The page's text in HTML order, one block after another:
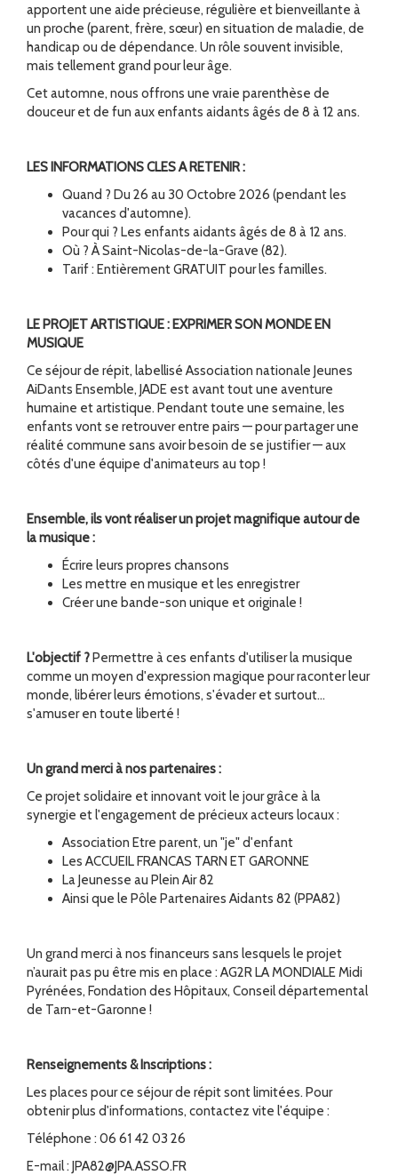
apportent une aide précieuse, régulière et bienveillante à
un proche (parent, frère, sœur) en situation de maladie, de
handicap ou de dépendance. Un rôle souvent invisible,
mais tellement grand pour leur âge.
Cet automne, nous offrons une vraie parenthèse de
douceur et de fun aux enfants aidants âgés de 8 à 12 ans.
LES INFORMATIONS CLES A RETENIR :
Quand ? Du 26 au 30 Octobre 2026 (pendant les
vacances d'automne).
Pour qui ? Les enfants aidants âgés de 8 à 12 ans.
Où ? À Saint-Nicolas-de-la-Grave (82).
Tarif : Entièrement GRATUIT pour les familles.
LE PROJET ARTISTIQUE : EXPRIMER SON MONDE EN
MUSIQUE
Ce séjour de répit, labellisé Association nationale Jeunes
AiDants Ensemble, JADE est avant tout une aventure
humaine et artistique. Pendant toute une semaine, les
enfants vont se retrouver entre pairs — pour partager une
réalité commune sans avoir besoin de se justifier — aux
côtés d'une équipe d'animateurs au top !
Ensemble, ils vont réaliser un projet magnifique autour de
la musique :
Écrire leurs propres chansons
Les mettre en musique et les enregistrer
Créer une bande-son unique et originale !
L'objectif ?Permettre à ces enfants d'utiliser la musique
comme un moyen d'expression magique pour raconter leur
monde, libérer leurs émotions, s'évader et surtout...
s'amuser en toute liberté !
Un grand merci à nos partenaires :
Ce projet solidaire et innovant voit le jour grâce à la
synergie et l'engagement de précieux acteurs locaux :
Association Etre parent, un "je" d'enfant
Les ACCUEIL FRANCAS TARN ET GARONNE
La Jeunesse au Plein Air 82
Ainsi que le Pôle Partenaires Aidants 82 (PPA82)
Un grand merci à nos financeurs sans lesquels le projet
n’aurait pas pu être mis en place : AG2R LA MONDIALE Midi
Pyrénées, Fondation des Hôpitaux, Conseil départemental
de Tarn-et-Garonne !
Renseignements & Inscriptions :
Les places pour ce séjour de répit sont limitées. Pour
obtenir plus d'informations, contactez vite l'équipe :
Téléphone : 06 61 42 03 26
E-mail : JPA82@JPA.ASSO.FR